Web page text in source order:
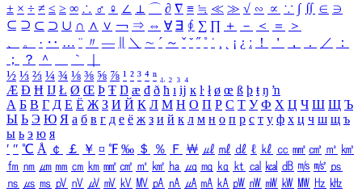
± × ÷ ≠ ≤ ≥ ∞ ∴ ♂ ♀ ∠ ⊥ ⌒ ∂ ∇ ≡ ≒ ≪ ≫ √ ∽ ∝ ∵ ∫ ∬ ∈ ∋
⊆ ⊇ ⊂ ⊃ ∪ ∩ ∧ ∨ ￢ ⇒ ⇔ ∀ ∃ ∮ ∑ ∏ ＋ － ＜ ＝
＞
、
。 · ‥ … ¨ 〃 ― ＼ ∼ ´ ～ ˇ ˘ ˝ ˚ ˙ ¸ ¡ ¿ ː ！ ＇ ， ． ／
：
；
？ ＾ ｀
½ ⅓ ⅔ ¼ ¾ ⅛ ⅜ ⅝ ⅞ ¹ ² ³ ⁴ ⁿ ₁ ₂ ₃ ₄
Æ Ð Ħ Ĳ Ł Ø Œ Þ Ŧ Ŋ æ đ ð ħ ı ĳ ĸ ŀ ł ø œ ß þ ŧ ŋ ŉ
А Б В Г Д Е Ё Ж З И Й К Л М Н О П Р С Т У Ф Х Ц Ч Ш Щ Ъ
Ы Ь Э Ю Я а б в г д е ё ж з и й к л м н о п р с т у ф х ц ч ш щ ъ
ы ь э ю я
′ ″ ℃ Å ￠ ￡ ￥ ¤ ℉ ‰ ＄ ％ Ｆ ￦ ㎕ ㎖ ㎗ ℓ ㎘ ㏄ ㎣ ㎤ ㎥ ㎦
㎙ ㎚ ㎛ ㎜ ㎝ ㎞ ㎟ ㎠ ㎡ ㎢ ㏊ ㎍ ㎎ ㎏ ㏏ ㎈ ㎉ ㏈ ㎧ ㎨ ㎰
㎱ ㎲ ㎳ ㎴ ㎵ ㎶ ㎷ ㎸ ㎹ ㎀ ㎁ ㎂ ㎃ ㎄ ㎺ ㎻ ㎽ ㎾ ㎿ ㎐ ㎑